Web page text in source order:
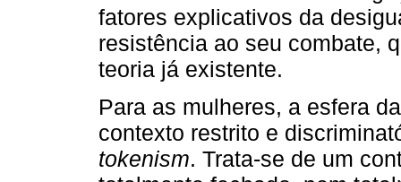
fatores explicativos da
resistência ao seu combate,
teoria já existente.
Para as mulheres, a esfera
contexto restrito e
tokenism. Trata-se de um